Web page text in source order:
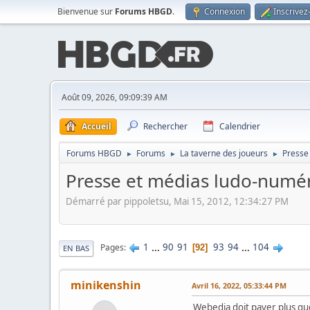
Bienvenue sur Forums HBGD. Connexion
Août 09, 2026, 09:09:39 AM
Accueil Rechercher Calendrier
Forums HBGD ► Forums ► La taverne des joueurs ►
Presse et médias ludo-
Démarré par pippoletsu, Mai 15, 2012, 12:34:27 PM
EN BAS Pages 1 ... 90 91 92 93 94 ... 104
minikenshin Avril 16, 2022, 05:33:44 PM
Webedia doit payer plus